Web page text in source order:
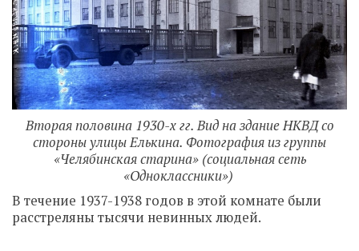
Вторая половина 1930-х гг. Вид на здание НКВД со
стороны улицы Елькина. Фотография из группы
«Челябинская старина» (социальная сеть
«Одноклассники»)
В течение 1937-1938 годов в этой комнате были
расстреляны тысячи невинных людей.